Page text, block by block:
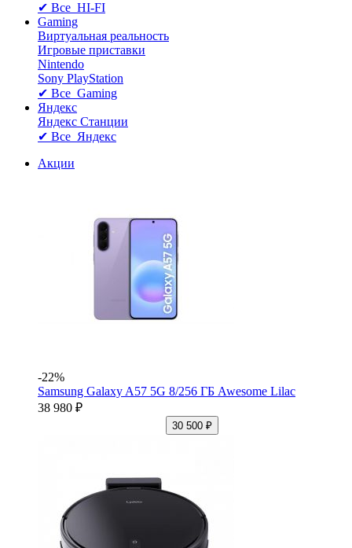
✔ Все HI-FI
Gaming
Виртуальная реальность
Игровые приставки
Nintendo
Sony PlayStation
✔ Все Gaming
Яндекс
Яндекс Станции
✔ Все Яндекс
Акции
-22%
Samsung Galaxy A57 5G 8/256 ГБ Awesome Lilac
38 980 ₽
30 500 ₽